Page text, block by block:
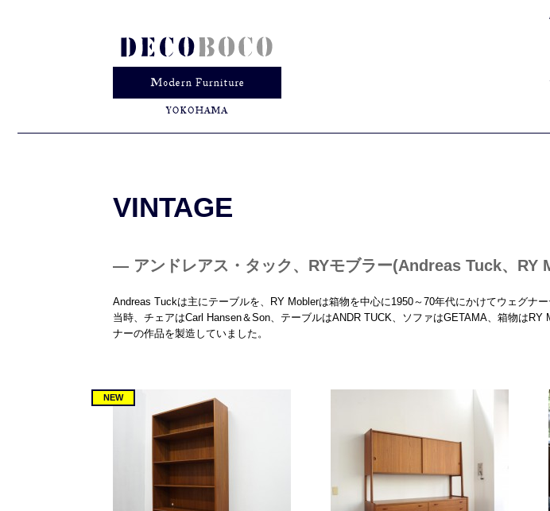
VINTAGE
— アンドレアス・タック、RYモブラー(Andreas Tuck、RY
Andreas Tuckは主にテーブルを、RY Moblerは箱物を中心に1950～70年代にかけてウェグナ
当時、チェアはCarl Hansen＆Son、テーブルはANDR TUCK、ソファはGETAMA、箱物は
ナーの作品を製造していました。
NEW